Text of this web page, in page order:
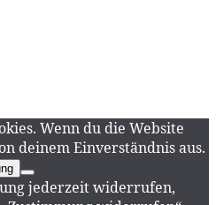
Wenn du die Website
deinem Einverständnis aus.
jederzeit widerrufen,